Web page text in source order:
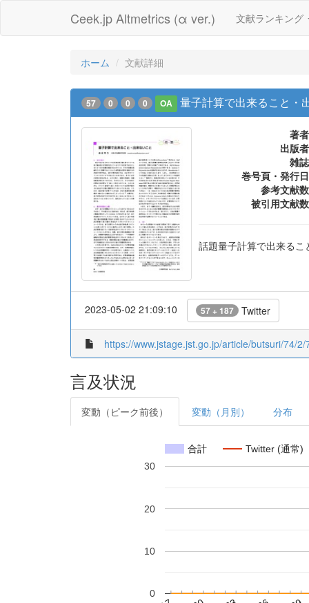
Ceek.jp Altmetrics (α ver.) 文献ランキング
ホーム 文献詳細
57 0 0 0 OA 量子計算で出来ること・
著者
出版者
雑誌
巻号頁・発行日
参考文献数
被引用文献数
話題量子計算で出来るこ
2023-05-02 21:09:10 57 + 187 Twitter
https://www.jstage.jst.go.jp/article/butsuri/74/
言及状況
変動（ピーク前後） 変動（月別） 分布
合計 Twitter (通常)
0
10
20
30